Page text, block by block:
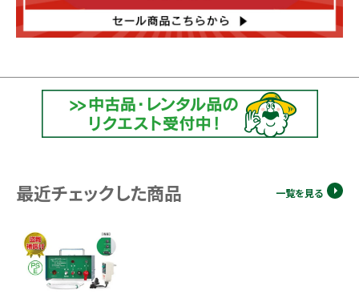
最近チェックした商品 一覧を見る